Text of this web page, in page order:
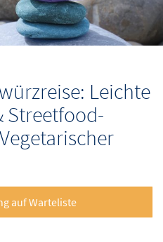
Leichte
Streetfood-
auf Warteliste